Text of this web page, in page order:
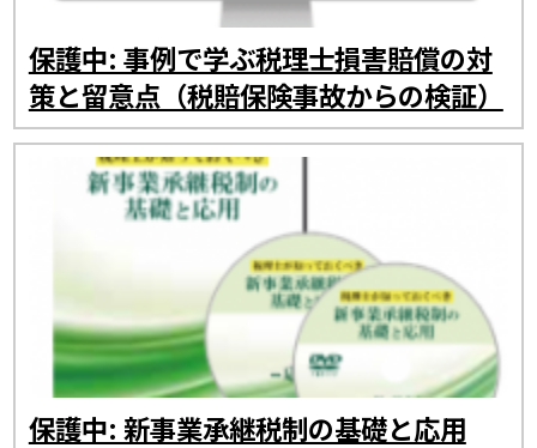
保護中: 事例で学ぶ税理士損害賠償の対
策と留意点（税賠保険事故からの検証）
保護中: 新事業承継税制の基礎と応用